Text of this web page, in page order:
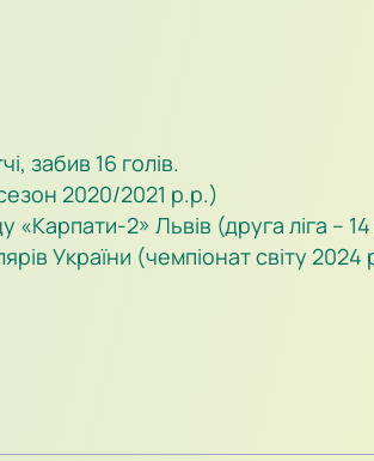
забив 16 голів.
2020/2021 р.р.)
2» Львів (друга ліга – 14
України (чемпіонат світу 2024